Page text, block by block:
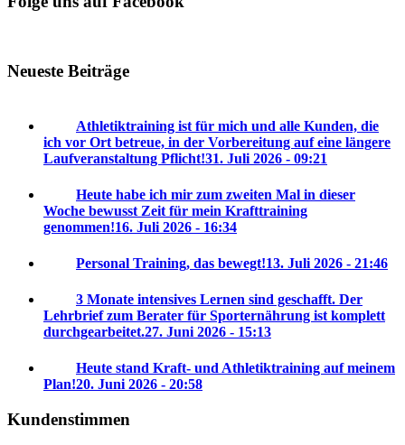
Neueste Beiträge
Athletiktraining ist für mich und alle Kunden, die
ich vor Ort betreue, in der Vorbereitung auf eine längere
Laufveranstaltung Pflicht!31. Juli 2026 - 09:21
Heute habe ich mir zum zweiten Mal in dieser
Woche bewusst Zeit für mein Krafttraining
genommen!16. Juli 2026 - 16:34
Personal Training, das bewegt!13. Juli 2026 - 21:46
3 Monate intensives Lernen sind geschafft. Der
Lehrbrief zum Berater für Sporternährung ist komplett
durchgearbeitet.27. Juni 2026 - 15:13
Heute stand Kraft- und Athletiktraining auf meinem
Plan!20. Juni 2026 - 20:58
Kundenstimmen